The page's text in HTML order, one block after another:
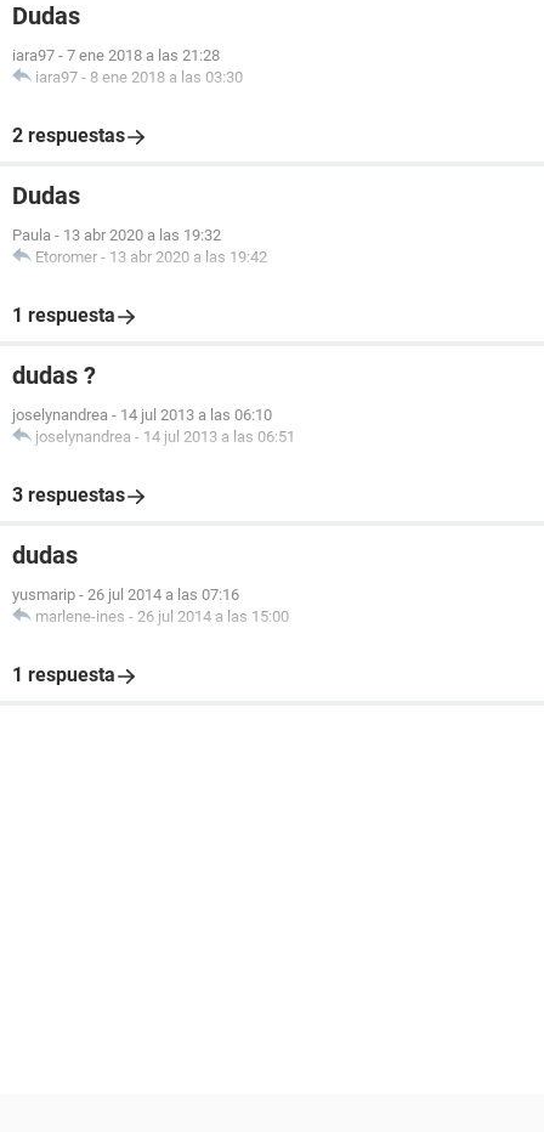
Dudas
iara97 - 7 ene 2018 a las 21:28
iara97 - 8 ene 2018 a las 03:30
2 respuestas
Dudas
Paula - 13 abr 2020 a las 19:32
Etoromer - 13 abr 2020 a las 19:42
1 respuesta
dudas ?
joselynandrea - 14 jul 2013 a las 06:10
joselynandrea - 14 jul 2013 a las 06:51
3 respuestas
dudas
yusmarip - 26 jul 2014 a las 07:16
marlene-ines - 26 jul 2014 a las 15:00
1 respuesta